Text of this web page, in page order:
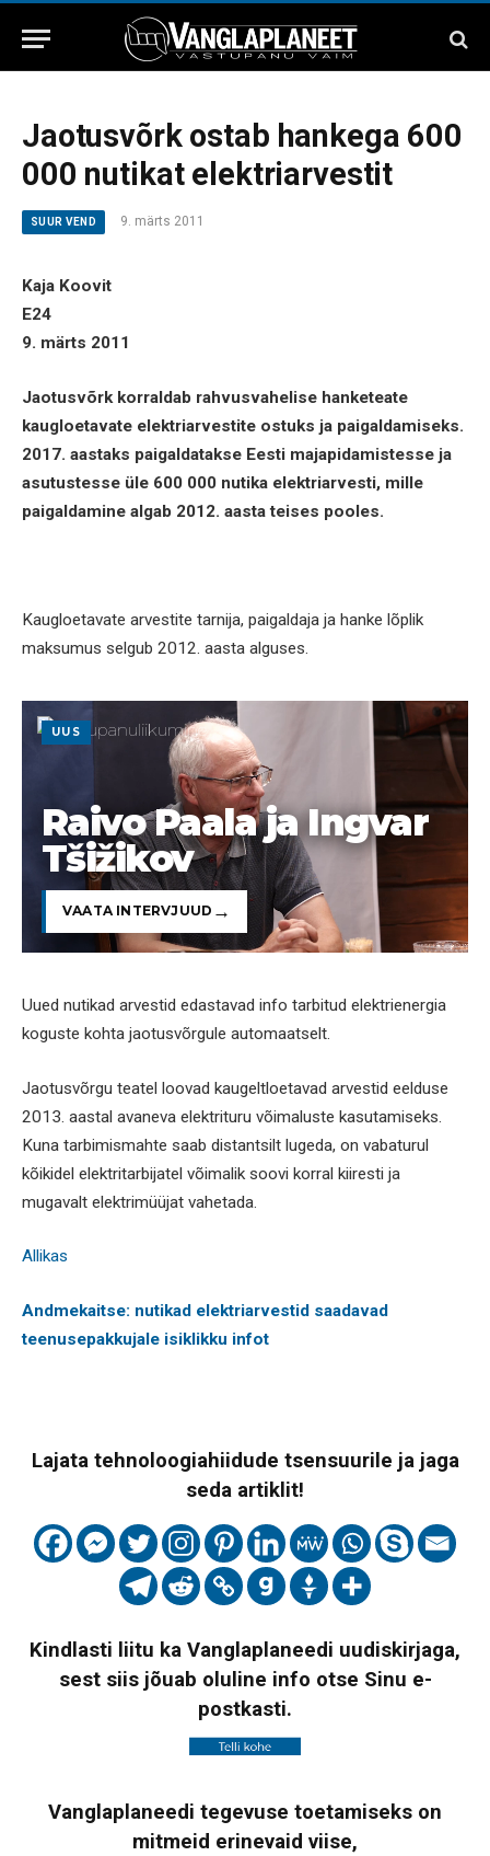
Jaotusvõrk ostab hankega 600
000 nutikat elektriarvestit
SUUR VEND 9. märts 2011
Kaja Koovit
E24
9. märts 2011
Jaotusvõrk korraldab rahvusvahelise hanketeate
kaugloetavate elektriarvestite ostuks ja paigaldamiseks.
2017. aastaks paigaldatakse Eesti majapidamistesse ja
asutustesse üle 600 000 nutika elektriarvesti, mille
paigaldamine algab 2012. aasta teises pooles.
Kaugloetavate arvestite tarnija, paigaldaja ja hanke lõplik
maksumus selgub 2012. aasta alguses.
UUS
Raivo Paala ja Ingvar
Tšižikov
VAATA INTERVJUUD
Uued nutikad arvestid edastavad info tarbitud elektrienergia
koguste kohta jaotusvõrgule automaatselt.
Jaotusvõrgu teatel loovad kaugeltloetavad arvestid eelduse
2013. aastal avaneva elektrituru võimaluste kasutamiseks.
Kuna tarbimismahte saab distantsilt lugeda, on vabaturul
kõikidel elektritarbijatel võimalik soovi korral kiiresti ja
mugavalt elektrimüüjat vahetada.
Allikas
Andmekaitse: nutikad elektriarvestid saadavad
teenusepakkujale isiklikku infot
Lajata tehnoloogiahiidude tsensuurile ja jaga
seda artiklit!
Kindlasti liitu ka Vanglaplaneedi uudiskirjaga,
sest siis jõuab oluline info otse Sinu e-
postkasti.
Vanglaplaneedi tegevuse toetamiseks on
mitmeid erinevaid viise,